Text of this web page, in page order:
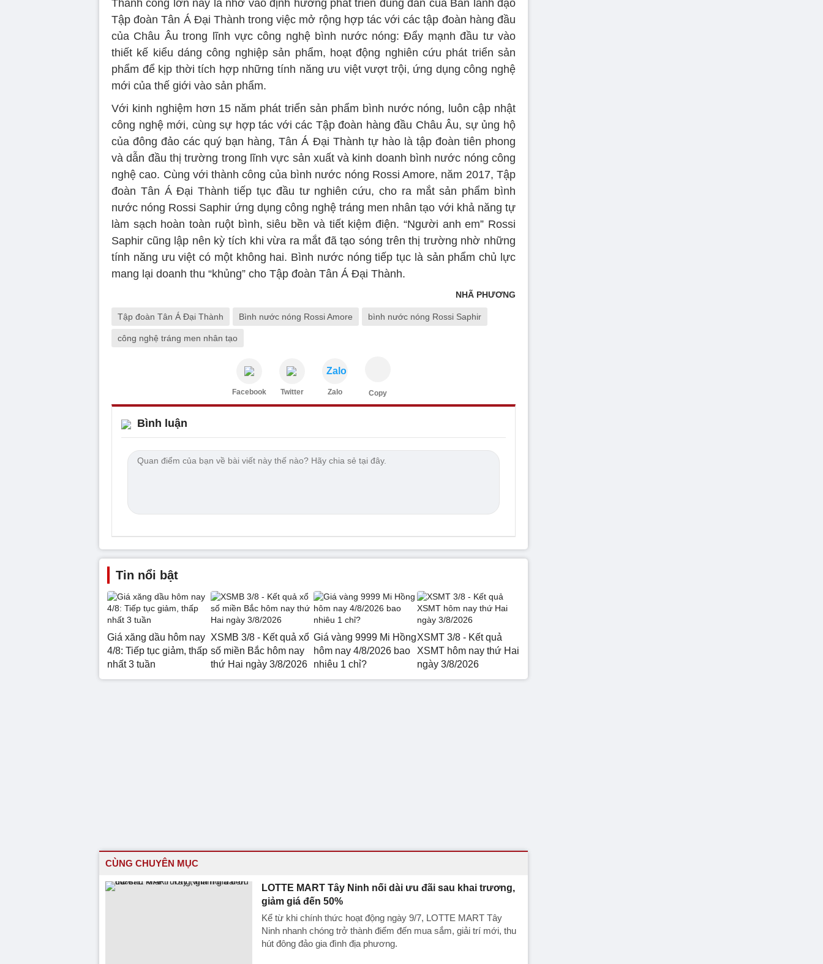
Thành công lớn này là nhờ vào định hướng phát triển đúng đắn của Ban lãnh đạo
Tập đoàn Tân Á Đại Thành trong việc mở rộng hợp tác với các tập đoàn hàng đầu
của Châu Âu trong lĩnh vực công nghệ bình nước nóng: Đẩy mạnh đầu tư vào
thiết kế kiểu dáng công nghiệp sản phẩm, hoạt động nghiên cứu phát triển sản
phẩm để kịp thời tích hợp những tính năng ưu việt vượt trội, ứng dụng công nghệ
mới của thế giới vào sản phẩm.
Với kinh nghiệm hơn 15 năm phát triển sản phẩm bình nước nóng, luôn cập nhật
công nghệ mới, cùng sự hợp tác với các Tập đoàn hàng đầu Châu Âu, sự ủng hộ
của đông đảo các quý bạn hàng, Tân Á Đại Thành tự hào là tập đoàn tiên phong
và dẫn đầu thị trường trong lĩnh vực sản xuất và kinh doanh bình nước nóng công
nghệ cao. Cùng với thành công của bình nước nóng Rossi Amore, năm 2017, Tập
đoàn Tân Á Đại Thành tiếp tục đầu tư nghiên cứu, cho ra mắt sản phẩm bình
nước nóng Rossi Saphir ứng dụng công nghệ tráng men nhân tạo với khả năng tự
làm sạch hoàn toàn ruột bình, siêu bền và tiết kiệm điện. “Người anh em” Rossi
Saphir cũng lập nên kỳ tích khi vừa ra mắt đã tạo sóng trên thị trường nhờ những
tính năng ưu việt có một không hai. Bình nước nóng tiếp tục là sản phẩm chủ lực
mang lại doanh thu “khủng” cho Tập đoàn Tân Á Đại Thành.
NHÃ PHƯƠNG
Tập đoàn Tân Á Đại Thành Bình nước nóng Rossi Amore bình nước nóng Rossi Saphir
công nghệ tráng men nhân tạo
Facebook Twitter
Zalo
Zalo Copy
Bình luận
Tin nổi bật
Giá xăng dầu hôm nay
4/8: Tiếp tục giảm, thấp
nhất 3 tuần
XSMB 3/8 - Kết quả xổ
số miền Bắc hôm nay
thứ Hai ngày 3/8/2026
Giá vàng 9999 Mi Hồng
hôm nay 4/8/2026 bao
nhiêu 1 chỉ?
XSMT 3/8 - Kết quả
XSMT hôm nay thứ Hai
ngày 3/8/2026
CÙNG CHUYÊN MỤC
LOTTE MART Tây Ninh nối dài ưu đãi sau khai trương,
giảm giá đến 50%
Kể từ khi chính thức hoạt động ngày 9/7, LOTTE MART Tây
Ninh nhanh chóng trở thành điểm đến mua sắm, giải trí mới, thu
hút đông đảo gia đình địa phương.